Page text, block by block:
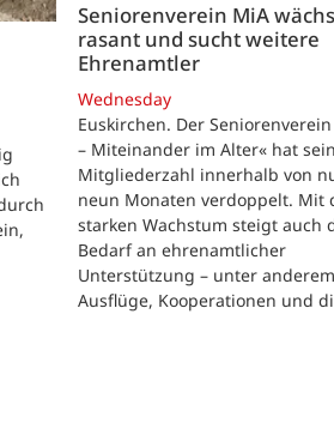
Seniorenverein MiA
rasant und sucht weitere
Ehrenamtler
Wednesday
Euskirchen. Der
– Miteinander im Alter« hat
Mitgliederzahl innerhalb von
neun Monaten verdoppelt. Mit
starken Wachstum steigt auch
Bedarf an ehrenamtlicher
Unterstützung – unter
Ausflüge, Kooperationen und